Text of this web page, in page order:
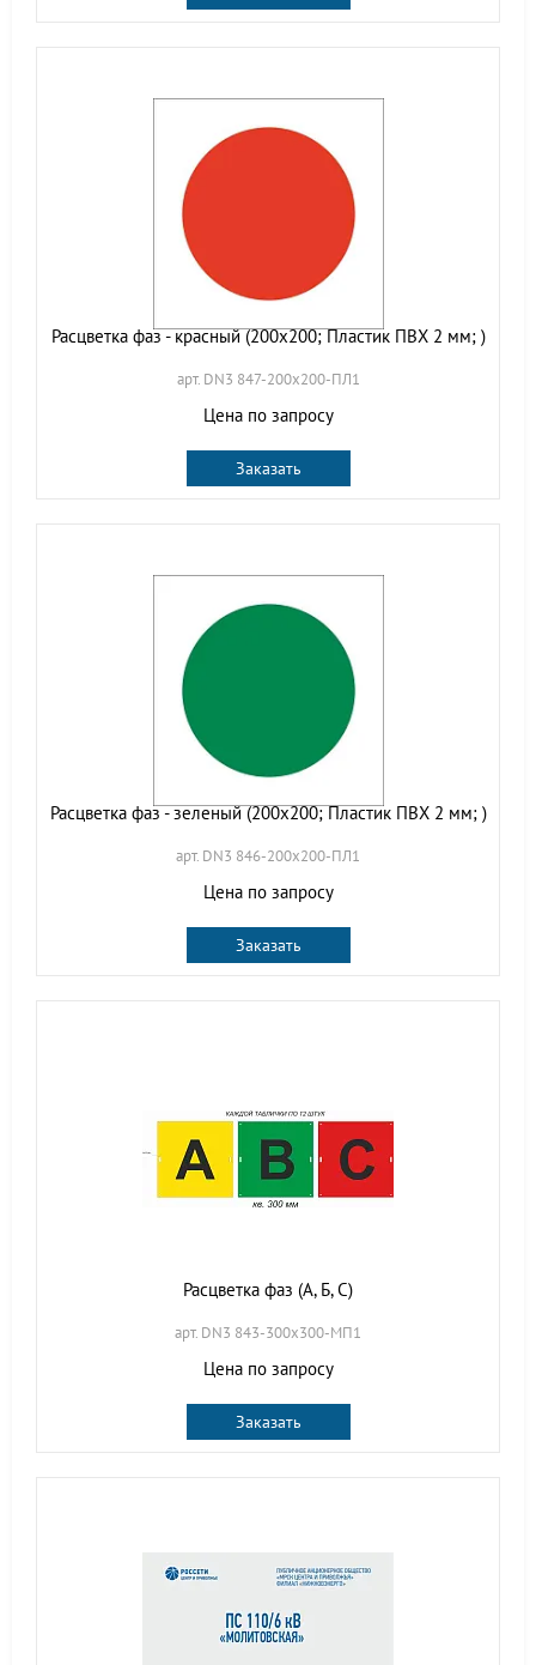
Расцветка фаз - красный (200х200; Пластик ПВХ 2 мм; )
арт. DN3 847-200х200-ПЛ1
Цена по запросу
Заказать
Расцветка фаз - зеленый (200х200; Пластик ПВХ 2 мм; )
арт. DN3 846-200х200-ПЛ1
Цена по запросу
Заказать
Расцветка фаз (А, Б, С)
арт. DN3 843-300х300-МП1
Цена по запросу
Заказать